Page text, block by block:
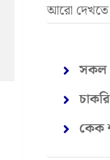
আরো দেখতে
সকল
কেক